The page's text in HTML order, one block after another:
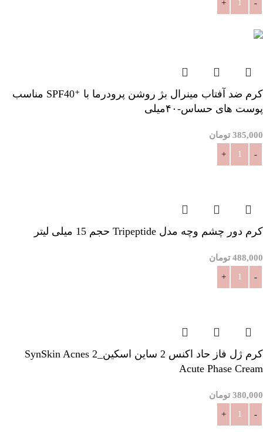
کرم ضد آفتاب مینرال بژ روشن پرودرما با ⁺SPF40 مناسب
پوست های حساس-۴۰میلی
385,000 تومان
کرم دور چشم وچه مدل Tripeptide حجم 15 میلی لیتر
488,000 تومان
کرم ژل فاز حاد اکنس 2 ساین اسکین_SynSkin Acnes 2
Acute Phase Cream
380,000 تومان